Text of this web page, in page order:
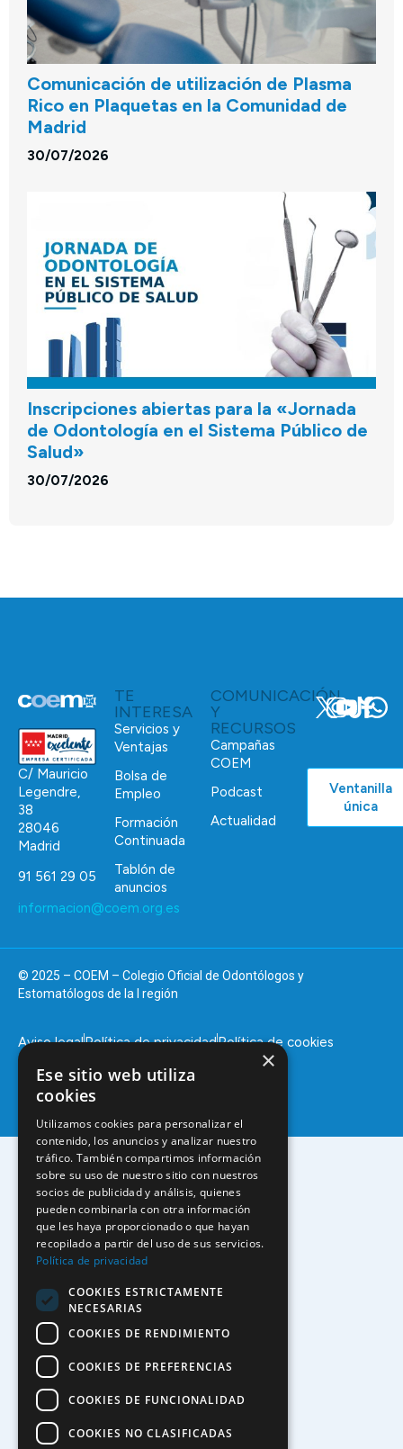
Comunicación de utilización de Plasma
Rico en Plaquetas en la Comunidad de
Madrid
30/07/2026
Inscripciones abiertas para la «Jornada
de Odontología en el Sistema Público de
Salud»
30/07/2026
C/ Mauricio
Legendre,
38
28046
Madrid
91 561 29 05
informacion@coem.org.es
TE
INTERESA
Servicios y
Ventajas
Bolsa de
Empleo
Formación
Continuada
Tablón de
anuncios
COMUNICACIÓN
Y
RECURSOS
Campañas
COEM
Podcast
Actualidad
Ventanilla
única
© 2025 – COEM – Colegio Oficial de Odontólogos y
Estomatólogos de la I región
Aviso legalPolítica de privacidadPolítica de cookies
×
Ese sitio web utiliza
cookies
Utilizamos cookies para personalizar el
contenido, los anuncios y analizar nuestro
tráfico. También compartimos información
sobre su uso de nuestro sitio con nuestros
socios de publicidad y análisis, quienes
pueden combinarla con otra información
que les haya proporcionado o que hayan
recopilado a partir del uso de sus servicios.
Política de privacidad
COOKIES ESTRICTAMENTE
NECESARIAS
COOKIES DE RENDIMIENTO
COOKIES DE PREFERENCIAS
COOKIES DE FUNCIONALIDAD
COOKIES NO CLASIFICADAS